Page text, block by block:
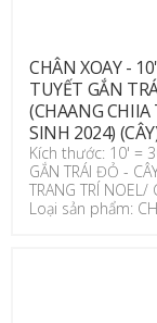
CHÂN XOAY -
TUYẾT GẮN
(CHAANG
SINH 2024)
Kích thước: 10' =
GẮN TRÁI ĐỎ -
TRANG TRÍ NOEL/
Loại sản phẩm: